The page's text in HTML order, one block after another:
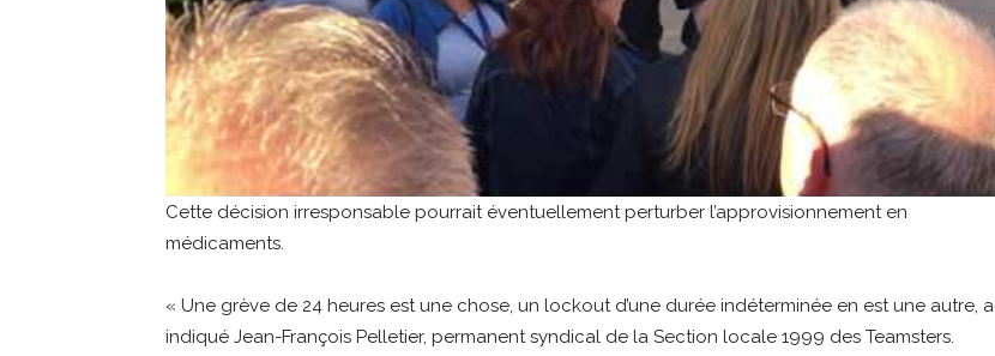
Cette décision irresponsable pourrait éventuellement perturber l’approvisionnement en
médicaments.
« Une grève de 24 heures est une chose, un lockout d’une durée indéterminée en est une autre, a
indiqué Jean-François Pelletier, permanent syndical de la Section locale 1999 des Teamsters.